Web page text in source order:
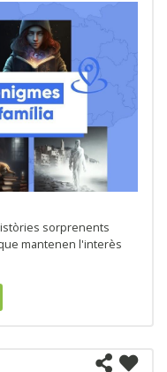
sorprenents
mantenen l'interès